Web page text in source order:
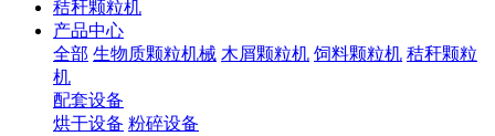
秸秆颗粒机
产品中心
全部 生物质颗粒机械 木屑颗粒机 饲料颗粒机 秸秆颗粒
机
配套设备
烘干设备 粉碎设备